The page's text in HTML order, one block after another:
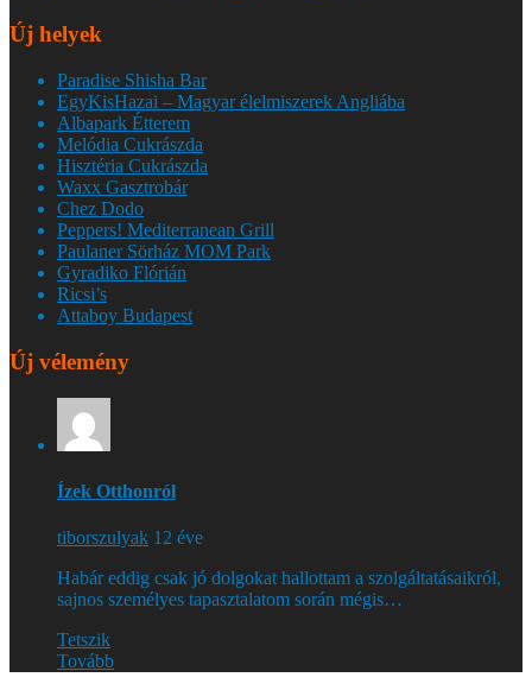
Új helyek
Paradise Shisha Bar
EgyKisHazai – Magyar élelmiszerek Angliába
Albapark Étterem
Melódia Cukrászda
Hisztéria Cukrászda
Waxx Gasztrobár
Chez Dodo
Peppers! Mediterranean Grill
Paulaner Sörház MOM Park
Gyradiko Flórián
Ricsi’s
Attaboy Budapest
Új vélemény
Ízek Otthonról
tiborszulyak 12 éve
Habár eddig csak jó dolgokat hallottam a szolgáltatásaikról,
sajnos személyes tapasztalatom során mégis…
Tetszik
Tovább